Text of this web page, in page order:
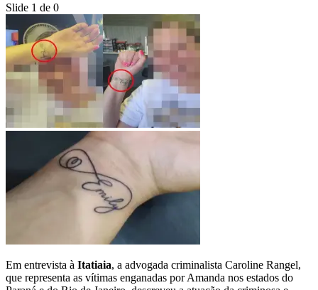
Slide 1 de 0
Em entrevista à Itatiaia, a advogada criminalista Caroline Rangel,
que representa as vítimas enganadas por Amanda nos estados do